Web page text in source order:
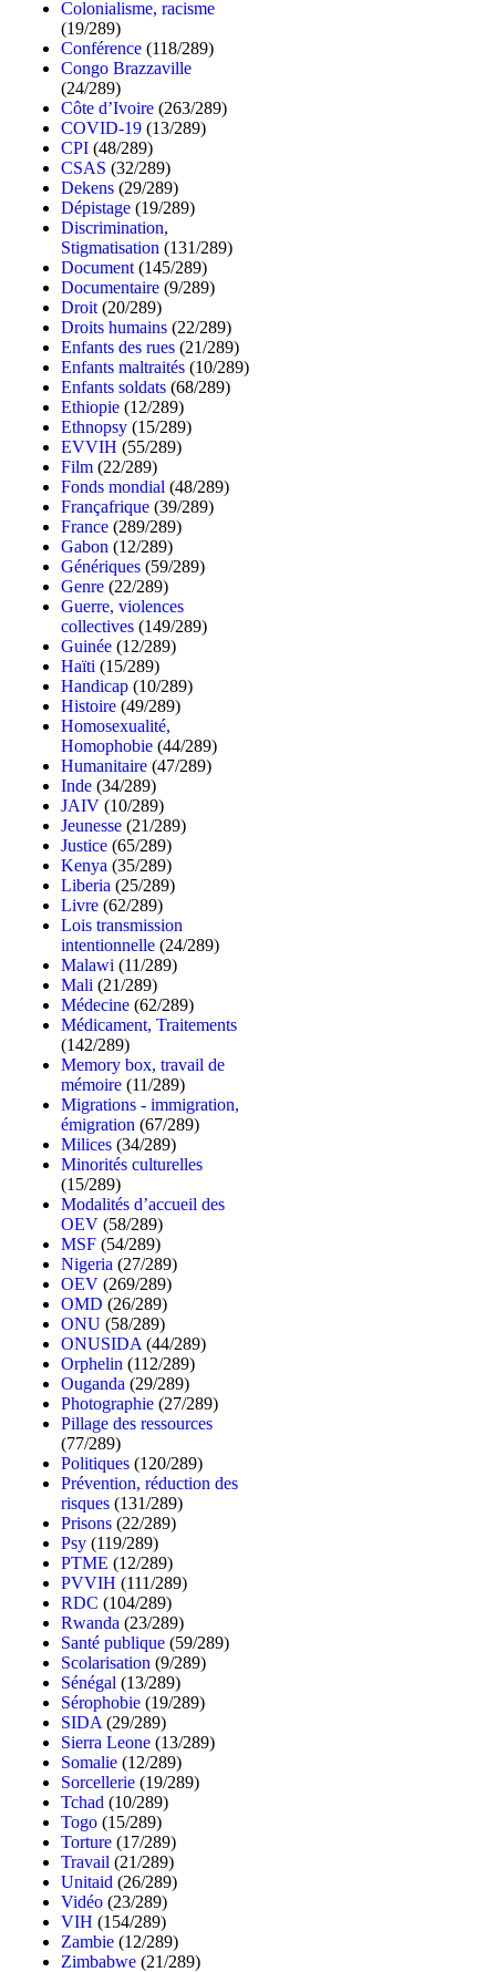
Colonialisme, racisme
(19/289)
Conférence (118/289)
Congo Brazzaville
(24/289)
Côte d’Ivoire (263/289)
COVID-19 (13/289)
CPI (48/289)
CSAS (32/289)
Dekens (29/289)
Dépistage (19/289)
Discrimination,
Stigmatisation (131/289)
Document (145/289)
Documentaire (9/289)
Droit (20/289)
Droits humains (22/289)
Enfants des rues (21/289)
Enfants maltraités (10/289)
Enfants soldats (68/289)
Ethiopie (12/289)
Ethnopsy (15/289)
EVVIH (55/289)
Film (22/289)
Fonds mondial (48/289)
Françafrique (39/289)
France (289/289)
Gabon (12/289)
Génériques (59/289)
Genre (22/289)
Guerre, violences
collectives (149/289)
Guinée (12/289)
Haïti (15/289)
Handicap (10/289)
Histoire (49/289)
Homosexualité,
Homophobie (44/289)
Humanitaire (47/289)
Inde (34/289)
JAIV (10/289)
Jeunesse (21/289)
Justice (65/289)
Kenya (35/289)
Liberia (25/289)
Livre (62/289)
Lois transmission
intentionnelle (24/289)
Malawi (11/289)
Mali (21/289)
Médecine (62/289)
Médicament, Traitements
(142/289)
Memory box, travail de
mémoire (11/289)
Migrations - immigration,
émigration (67/289)
Milices (34/289)
Minorités culturelles
(15/289)
Modalités d’accueil des
OEV (58/289)
MSF (54/289)
Nigeria (27/289)
OEV (269/289)
OMD (26/289)
ONU (58/289)
ONUSIDA (44/289)
Orphelin (112/289)
Ouganda (29/289)
Photographie (27/289)
Pillage des ressources
(77/289)
Politiques (120/289)
Prévention, réduction des
risques (131/289)
Prisons (22/289)
Psy (119/289)
PTME (12/289)
PVVIH (111/289)
RDC (104/289)
Rwanda (23/289)
Santé publique (59/289)
Scolarisation (9/289)
Sénégal (13/289)
Sérophobie (19/289)
SIDA (29/289)
Sierra Leone (13/289)
Somalie (12/289)
Sorcellerie (19/289)
Tchad (10/289)
Togo (15/289)
Torture (17/289)
Travail (21/289)
Unitaid (26/289)
Vidéo (23/289)
VIH (154/289)
Zambie (12/289)
Zimbabwe (21/289)